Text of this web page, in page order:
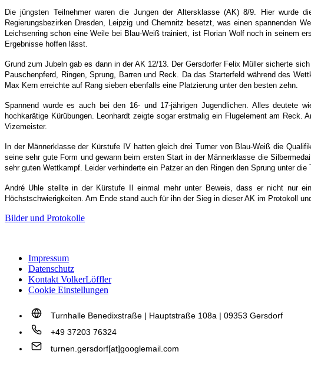
Die jüngsten Teilnehmer waren die Jungen der Altersklasse (AK) 8/9. Hier wurde
Regierungsbezirken Dresden, Leipzig und Chemnitz besetzt, was einen spannenden
Leichsenring schon eine Weile bei Blau-Weiß trainiert, ist Florian Wolf noch in seinem
Ergebnisse hoffen lässt.
Grund zum Jubeln gab es dann in der AK 12/13. Der Gersdorfer Felix Müller sicherte
Pauschenpferd, Ringen, Sprung, Barren und Reck. Da das Starterfeld während des
Max Kern erreichte auf Rang sieben ebenfalls eine Platzierung unter den besten zehn.
Spannend wurde es auch bei den 16- und 17-jährigen Jugendlichen. Alles deutete
hochkarätige Kürübungen. Leonhardt zeigte sogar erstmalig ein Flugelement am
Vizemeister.
In der Männerklasse der Kürstufe IV hatten gleich drei Turner von Blau-Weiß die
seine sehr gute Form und gewann beim ersten Start in der Männerklasse die
sehr guten Wettkampf. Leider verhinderte ein Patzer an den Ringen den Sprung unter die
André Uhle stellte in der Kürstufe II einmal mehr unter Beweis, dass er nicht nur
Höchstschwierigkeiten. Am Ende stand auch für ihn der Sieg in dieser AK im Protokoll
Bilder und Protokolle
Impressum
Datenschutz
Kontakt VolkerLöffler
Cookie Einstellungen
Turnhalle Benedixstraße | Hauptstraße 108a | 09353 Gersdorf
+49 37203 76324
turnen.gersdorf[at]googlemail.com